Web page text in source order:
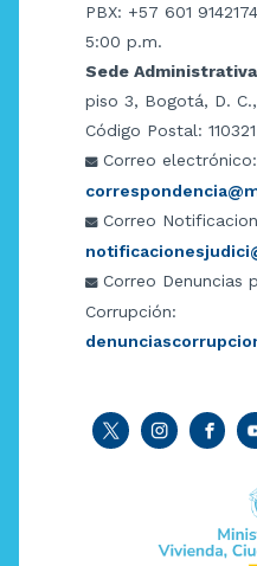
PBX: +57 601
5:00 p.m.
Sede
piso 3, Bogotá, D.
Código Postal: 110321
Correo electrónico:
Correo
Correo Denuncias
Corrupción: